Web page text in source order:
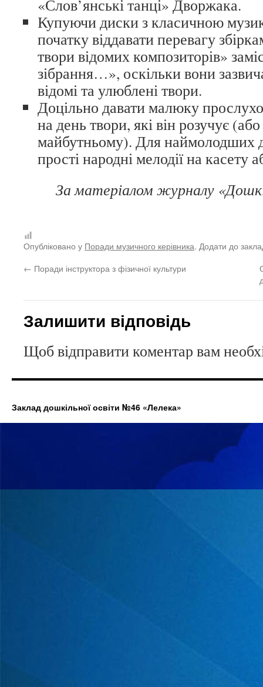
«Слов’янські танці» Дворжака.
Ку­пуючи диски з класичною
початку віддавати перевагу
твори відомих композиторів»
зібрання…», оскільки вони
відомі та улюблені твори.
Доцільно давати малюку
на день твори, які він розучує
майбутньому). Для наймолодших
прості народні мелодії на касету
За матеріалом журналу
Опубліковано у Поради музичного керівника. Додати до
← Поради інструктора з фізичної культури
Залишити відповідь
Щоб відправити коментар вам
Заклад дошкільної освіти №46 «Лелека»